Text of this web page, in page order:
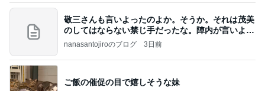
敬三さんも言いよったのよか。そうか。それは茂美
のしてはならない禁じ手だったな。陣内が言いよる
のよ
nanasantojiroのブログ 3日前
ご飯の催促の目で嬉しそうな妹